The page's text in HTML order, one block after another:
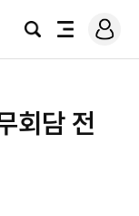
검
전
로
그
회담 전